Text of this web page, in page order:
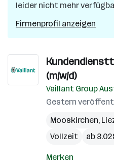
leider nicht mehr
Firmenprofil anzeigen
(m/w/d)
Vaillant Group
Gestern
Mooskirchen,
Vollzeit
ab
Merken